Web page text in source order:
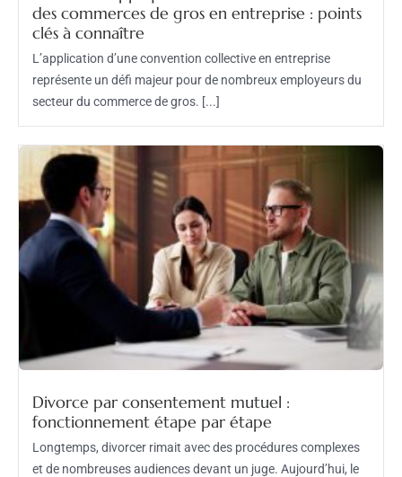
des commerces de gros en entreprise : points
clés à connaître
L’application d’une convention collective en entreprise
représente un défi majeur pour de nombreux employeurs du
secteur du commerce de gros. [...]
Divorce par consentement mutuel :
fonctionnement étape par étape
Longtemps, divorcer rimait avec des procédures complexes
et de nombreuses audiences devant un juge. Aujourd’hui, le